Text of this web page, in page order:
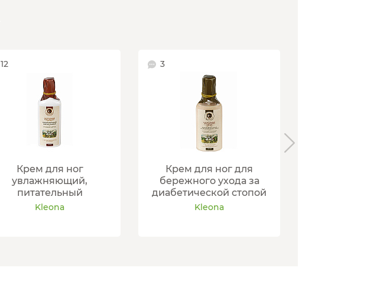
12
Крем для ног
увлажняющий,
питательный
Kleona
3
Крем для ног для
бережного ухода за
диабетической стопой
Kleona